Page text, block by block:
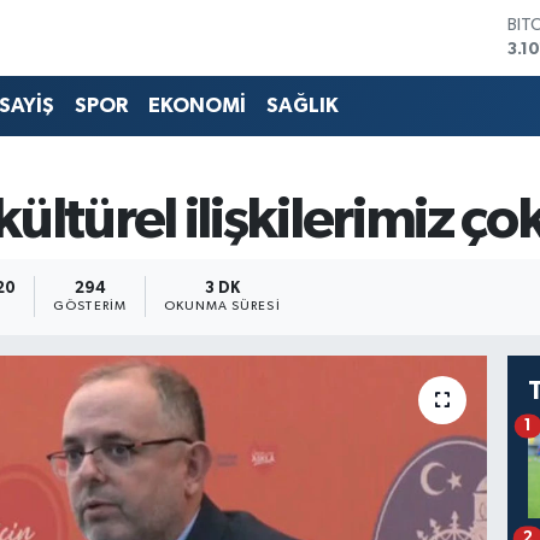
SPOR EKONOMİ SAĞLIK
ilişkilerimiz
294
GÖSTERIM
3 DK
OKUNMA SÜRESI
1